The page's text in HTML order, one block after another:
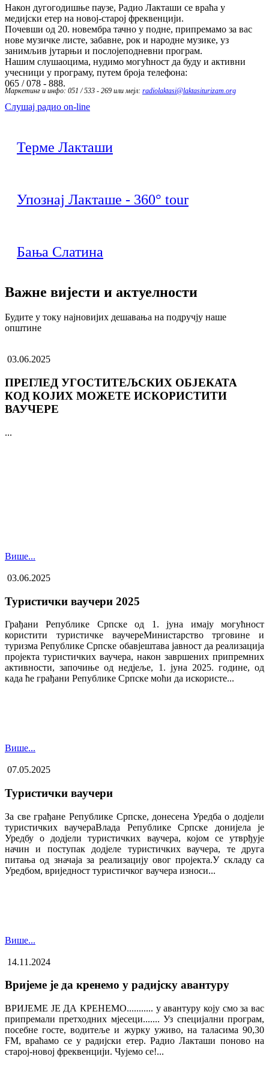
Након дугогодишње паузе, Радио Лакташи се враћа у
медијски етер на новој-старој фреквенцији.
Почевши од 20. новембра тачно у подне, припремамо за вас
нове музичке листе, забавне, рок и народне музике, уз
занимљив јутарњи и послојеподневни програм.
Нашим слушаоцима, нудимо могућност да буду и активни
учесници у програму, путем броја телефона:
065 / 078 - 888.
Маркетинг и инфо: 051 / 533 - 269 или мејл: radiolaktasi@laktasiturizam.org
Слушај радио on-line
Терме Лакташи
Упознај Лакташе - 360° tour
Бања Слатина
Важне вијести и актуелности
Будите у току најновијих дешавања на подручју наше
општине
03.06.2025
ПРЕГЛЕД УГОСТИТЕЉСКИХ ОБЈЕКАТА
КОД КОЈИХ МОЖЕТЕ ИСКОРИСТИТИ
ВАУЧЕРЕ
...
Више...
03.06.2025
Туристички ваучери 2025
Грађани Републике Српске од 1. јуна имају могућност
користити туристичке ваучере​Министарство трговине и
туризма Републике Српске обавјештава јавност да реализација
пројекта туристичких ваучера, након завршених припремних
активности, започиње од недјеље, 1. јуна 2025. године, од
када ће грађани Републике Српске моћи да искористе...
Више...
07.05.2025
Туристички ваучери
За све грађане Републике Српске, донесена Уредба о додјели
туристичких ваучера​Влада Републике Српске донијела је
Уредбу о додјели туристичких ваучера, којом се утврђује
начин и поступак додјеле туристичких ваучера, те друга
питања од значаја за реализацију овог пројекта.У складу са
Уредбом, вриједност туристичког ваучера износи...
Више...
14.11.2024
Вријеме је да кренемо у радијску авантуру
ВРИЈЕМЕ ЈЕ ДА КРЕНЕМО........... у авантуру коју смо за вас
припремали претходних мјесеци....... Уз специјални програм,
посебне госте, водитеље и журку уживо, на таласима 90,30
FM, враћамо се у радијски етер. Радио Лакташи поново на
старој-новој фреквенцији. Чујемо се!...